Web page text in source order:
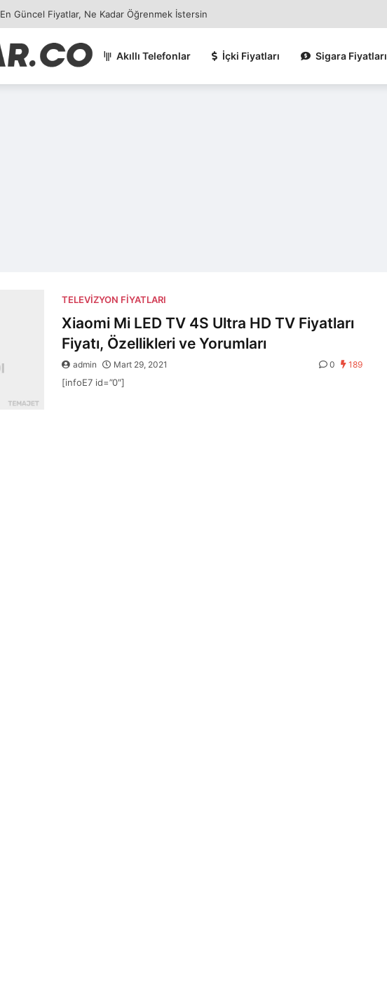
En Güncel Fiyatlar, Ne Kadar Öğrenmek İstersin
Akıllı Telefonlar İçki Fiyatları Sigara Fiyatları
TELEVIZYON FIYATLARI
Xiaomi Mi LED TV 4S Ultra HD TV Fiyatları
Fiyatı, Özellikleri ve Yorumları
admin Mart 29, 2021 0 189
[infoE7 id=”0″]